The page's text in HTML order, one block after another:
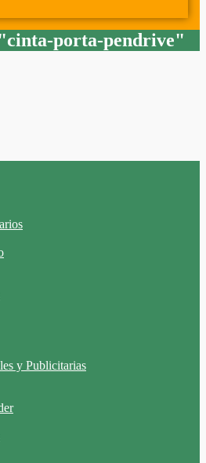
porta-pendrive"
y Publicitarias